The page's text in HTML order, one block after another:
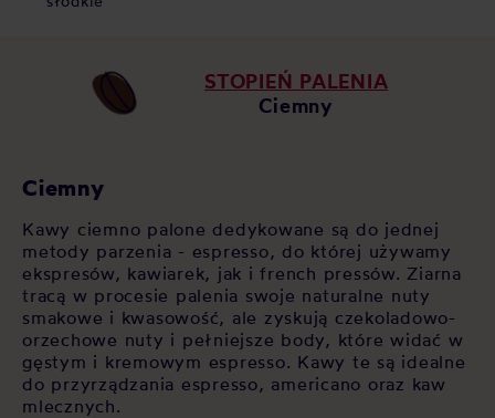
STOPIEŃ PALENIA
Ciemny
Ciemny
Kawy ciemno palone dedykowane są do jednej
metody parzenia - espresso, do której używamy
ekspresów, kawiarek, jak i french pressów. Ziarna
tracą w procesie palenia swoje naturalne nuty
smakowe i kwasowość, ale zyskują czekoladowo-
orzechowe nuty i pełniejsze body, które widać w
gęstym i kremowym espresso. Kawy te są idealne
do przyrządzania espresso, americano oraz kaw
mlecznych.